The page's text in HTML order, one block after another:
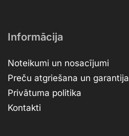
Informācija
Noteikumi un nosacījumi
Preču atgriešana un garantija
Privātuma politika
Kontakti